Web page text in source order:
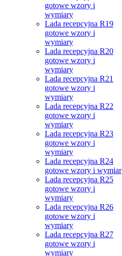
gotowe wzory i
wymiary
Lada recepcyjna R19
gotowe wzory i
wymiary
Lada recepcyjna R20
gotowe wzory i
wymiary
Lada recepcyjna R21
gotowe wzory i
wymiary
Lada recepcyjna R22
gotowe wzory i
wymiary
Lada recepcyjna R23
gotowe wzory i
wymiary
Lada recepcyjna R24
gotowe wzory i wymiar
Lada recepcyjna R25
gotowe wzory i
wymiary
Lada recepcyjna R26
gotowe wzory i
wymiary
Lada recepcyjna R27
gotowe wzory i
wymiary